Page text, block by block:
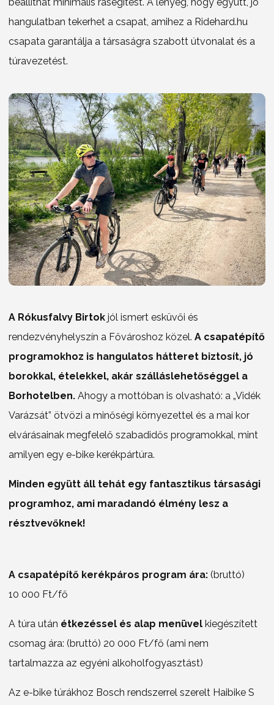
hangulatban tekerhet a csapat, amihez a Ridehard.hu
csapata garantálja a társaságra szabott útvonalat és a
túravezetést.
A Rókusfalvy Birtok jól ismert esküvői és
rendezvényhelyszín a Fővároshoz közel.A csapatépítő
programokhoz is hangulatos hátteret biztosít, jó
borokkal, ételekkel, akár szálláslehetőséggel a
Borhotelben. Ahogy a mottóban is olvasható: a „Vidék
Varázsát” ötvözi a minőségi környezettel és a mai kor
elvárásainak megfelelő szabadidős programokkal, mint
amilyen egy e-bike kerékpártúra.
Minden együtt áll tehát egy fantasztikus társasági
programhoz, ami maradandó élmény lesz a
résztvevőknek!
A csapatépítő kerékpáros program ára: (bruttó)
10 000 Ft/fő
A túra után étkezéssel és alap menüvel kiegészített
csomag ára: (bruttó) 20 000 Ft/fő (ami nem
tartalmazza az egyéni alkoholfogyasztást)
Az e-bike túrákhoz Bosch rendszerrel szerelt Haibike S